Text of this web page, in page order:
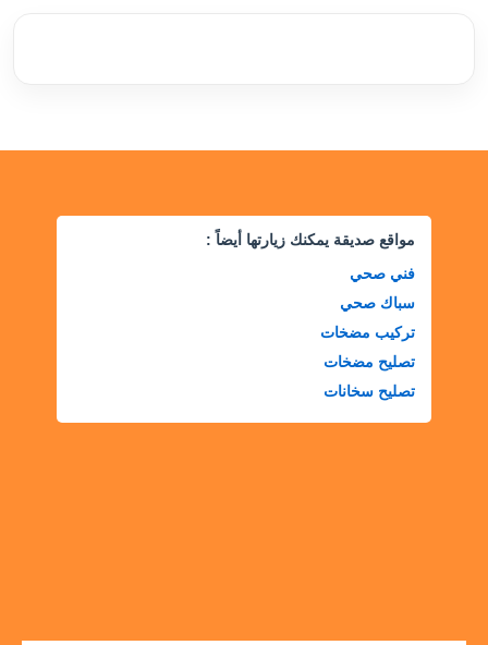
مواقع صديقة يمكنك زيارتها أيضاً :
فني صحي
سباك صحي
تركيب مضخات
تصليح مضخات
تصليح سخانات